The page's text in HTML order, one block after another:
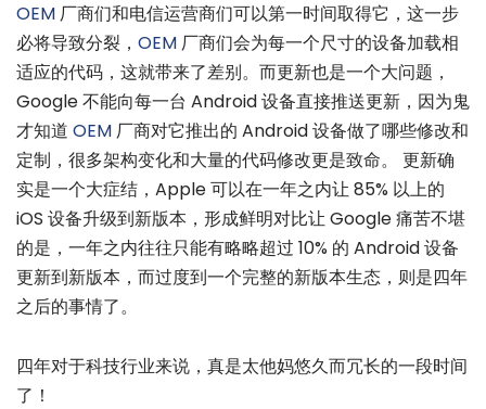
OEM厂商们和电信运营商们可以第一时间取得它，这一步
必将导致分裂， OEM厂商们会为每一个尺寸的设备加载相
适应的代码，这就带来了差别。而更新也是一个大问题，
Google 不能向每一台 Android 设备直接推送更新，因为鬼
才知道 OEM厂商对它推出的 Android 设备做了哪些修改和
定制，很多架构变化和大量的代码修改更是致命。 更新确
实是一个大症结，Apple 可以在一年之内让 85% 以上的
iOS 设备升级到新版本，形成鲜明对比让 Google 痛苦不堪
的是，一年之内往往只能有略略超过 10% 的 Android 设备
更新到新版本，而过度到一个完整的新版本生态，则是四年
之后的事情了。
四年对于科技行业来说，真是太他妈悠久而冗长的一段时间
了！